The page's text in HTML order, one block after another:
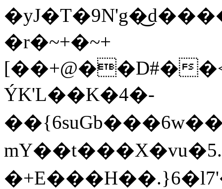
�r�~+�~+
[��+@��D#�
ÝK'L��K�4�-
��{6suGb���6w�
�+E���H��.